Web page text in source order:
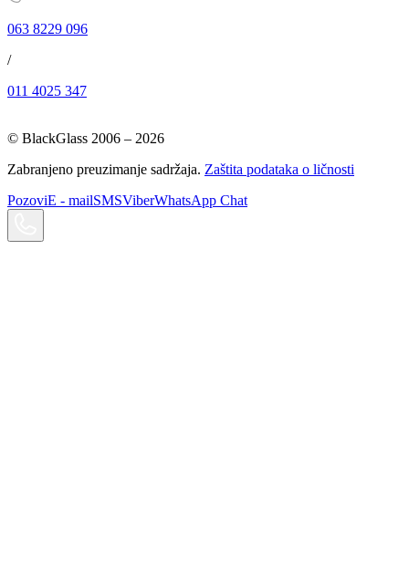
063 8229 096
/
011 4025 347
© BlackGlass 2006 – 2026
Zabranjeno preuzimanje sadržaja. Zaštita podataka o ličnosti
PozoviE - mailSMSViberWhatsApp Chat